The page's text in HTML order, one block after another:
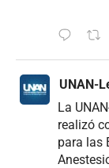
UNAN-
La
realizó
para las